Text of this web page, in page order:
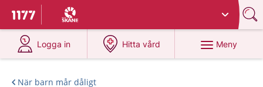
Till startsidan för 1177
Du har valt region
Logga in
på 1177.se
Hitta vård
på 1177.se
Meny
När barn mår dåligt